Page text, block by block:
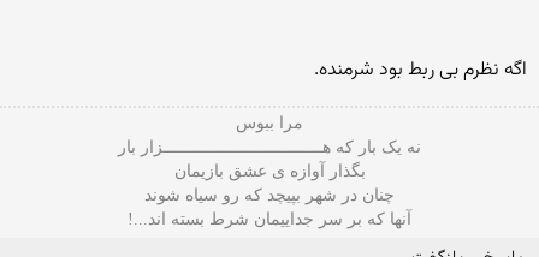
اگه نظرم بی ربط بود شرمنده.
مرا ببوس
نه یک بار که هـــــــــــــــــــــــــــــــــزار بار
بگذار آوازه ی عشق بازیمان
چنان در شهر بپیچد که رو سیاه شوند
آنها که بر سر جداییمان شرط بسته اند...!